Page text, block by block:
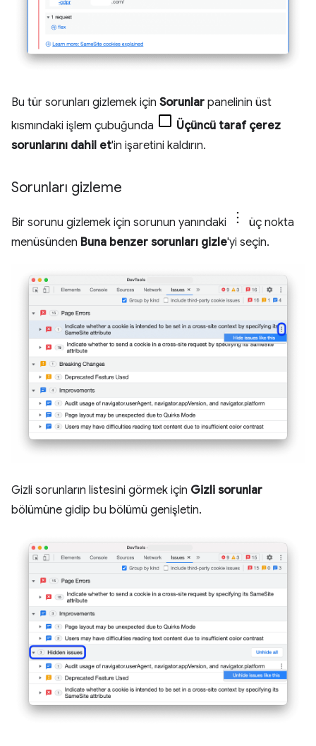
Bu tür sorunları gizlemek için Sorunlar panelinin üst
kısmındaki işlem çubuğunda
Üçüncü taraf çerez
sorunlarını dahil et'in işaretini kaldırın.
Sorunları gizleme
Bir sorunu gizlemek için sorunun yanındaki
üç nokta
menüsünden Buna benzer sorunları gizle'yi seçin.
Gizli sorunların listesini görmek için Gizli sorunlar
bölümüne gidip bu bölümü genişletin.